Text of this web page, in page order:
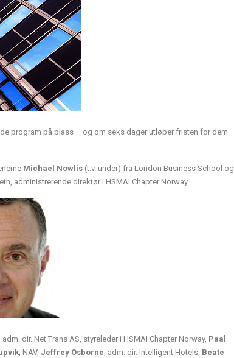
program på plass – og om seks dager utløper fristen for dem
Michael Nowlis (t.v. under) fra London Business School og
administrerende direktør i HSMAI Chapter Norway.
, adm. dir. Net Trans AS, styreleder i HSMAI Chapter Norway, Paal
, NAV, Jeffrey Osborne, adm. dir. Intelligent Hotels, Beate